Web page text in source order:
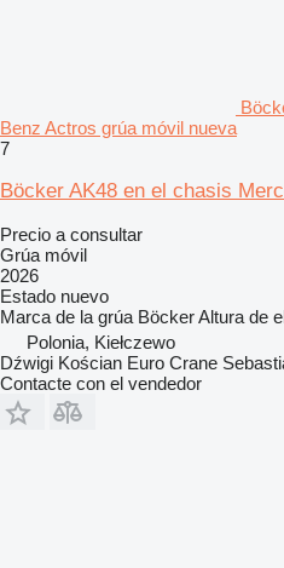
Benz Actros grúa móvil nueva
7
Böcker AK48 en el chasis
Precio a consultar
Grúa móvil
2026
Estado nuevo
Marca de la grúa BöckerAltura de
Polonia, Kiełczewo
Dźwigi Kościan Euro Crane
Contacte con el vendedor